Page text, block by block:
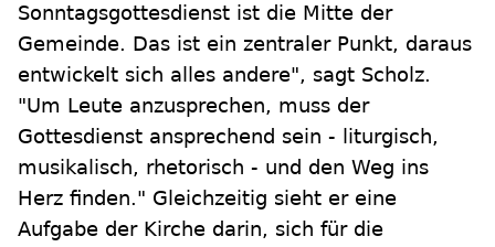
Sonntagsgottesdienst ist die Mitte der
Gemeinde. Das ist ein zentraler Punkt, daraus
entwickelt sich alles andere", sagt Scholz.
"Um Leute anzusprechen, muss der
Gottesdienst ansprechend sein - liturgisch,
musikalisch, rhetorisch - und den Weg ins
Herz finden." Gleichzeitig sieht er eine
Aufgabe der Kirche darin, sich für die